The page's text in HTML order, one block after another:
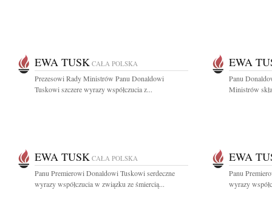
EWA TUSK CAŁA POLSKA
Prezesowi Rady Ministrów Panu Donaldowi
Tuskowi szczere wyrazy współczucia z...
EWA
Panu
Ministrów
EWA TUSK CAŁA POLSKA
Panu Premierowi Donaldowi Tuskowi serdeczne
wyrazy współczucia w związku ze śmiercią...
EWA
Panu
wyrazy